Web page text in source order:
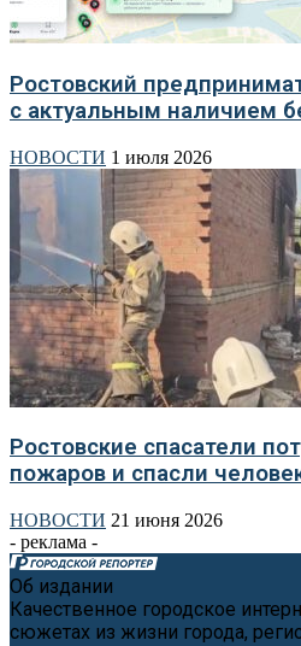
Ростовский
с актуальным наличием
НОВОСТИ 1 июля 2026
Ростовские спасатели
пожаров и спасли
НОВОСТИ 21 июня 2026
- реклама -
Об издании
Качественное городское
сюжетах из жизни города,